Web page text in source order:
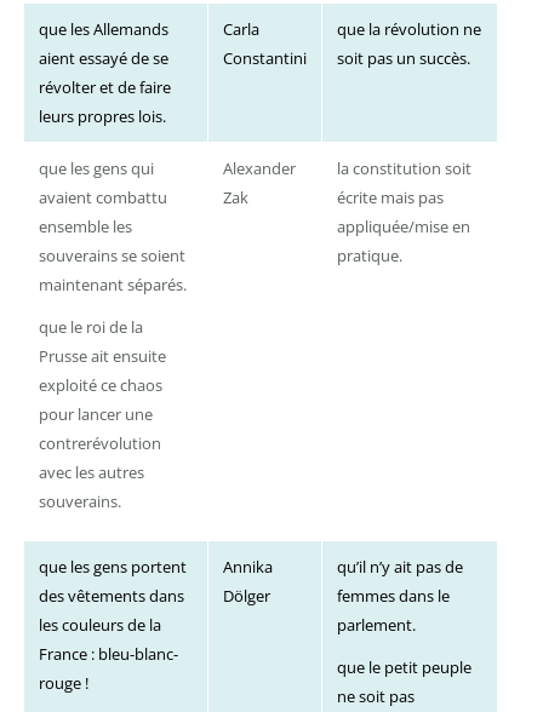
que les Allemands
aient essayé de se
révolter et de faire
leurs propres lois.
Carla
Constantini
que la révolution ne
soit pas un succès.
que les gens qui
avaient combattu
ensemble les
souverains se soient
maintenant séparés.
que le roi de la
Prusse ait ensuite
exploité ce chaos
pour lancer une
contrerévolution
avec les autres
souverains.
Alexander
Zak
la constitution soit
écrite mais pas
appliquée/mise en
pratique.
que les gens portent
des vêtements dans
les couleurs de la
France : bleu-blanc-
rouge !
Annika
Dölger
qu’il n’y ait pas de
femmes dans le
parlement.
que le petit peuple
ne soit pas